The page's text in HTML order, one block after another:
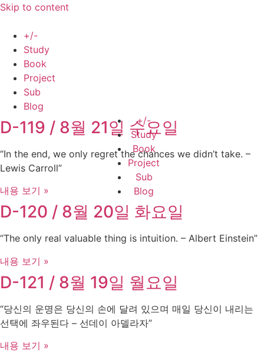
Skip to content
+/-
Study
Book
Project
Sub
Blog
+/-
Study
Book
Project
Sub
Blog
D-119 / 8월 21일 수요일
“In the end, we only regret the chances we didn’t take. –
Lewis Carroll”
내용 보기 »
D-120 / 8월 20일 화요일
“The only real valuable thing is intuition. – Albert Einstein”
내용 보기 »
D-121 / 8월 19일 월요일
“당신의 운명은 당신의 손에 달려 있으며 매일 당신이 내리는
선택에 좌우된다 – 선데이 아델라자”
내용 보기 »